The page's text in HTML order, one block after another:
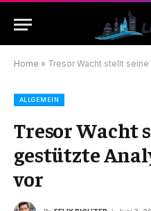
Home » Tresor Wacht stellt
ALLGEMEIN
Tresor Wacht
gestützte
vor